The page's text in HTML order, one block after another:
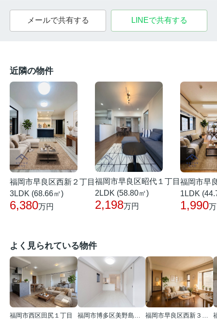
メールで共有する LINEで共有する
近隣の物件
福岡市早良区西新２丁目
3LDK (68.66㎡)
6,380万円
福岡市早良区昭代１丁目
2LDK (58.80㎡)
2,198万円
福岡市早
1LDK
1,990
よく見られている物件
福岡市西区田尻１丁目